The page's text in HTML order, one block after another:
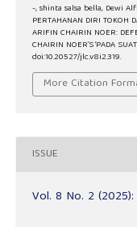
-, shinta salsa bella, Dewi
PERTAHANAN DIRI TOKOH
ARIFIN CHAIRIN NOER:
CHAIRIN NOER’S ‘PADA
doi:10.20527/jlc.v8i2.319.
More Citation
ISSUE
Vol. 8 No. 2 (2025):